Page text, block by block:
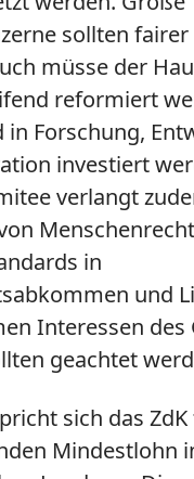
sollten
müsse der
reformiert
in Forschung,
investiert
verlangt
in
und
Interessen des
geachtet
sich das ZdK
Mindestlohn